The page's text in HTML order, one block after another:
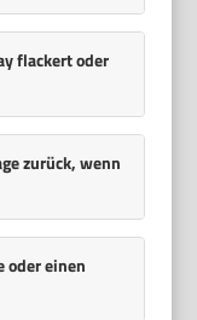
flackert oder
zurück, wenn
oder einen